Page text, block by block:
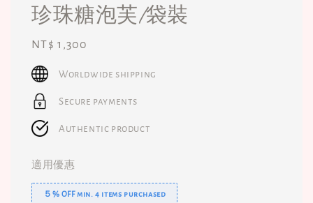
珍珠糖泡芙/袋裝
Regular
price
NT$ 1,300
Worldwide shipping
Secure payments
Authentic product
適用優惠
５% OFF min. 4 items purchased